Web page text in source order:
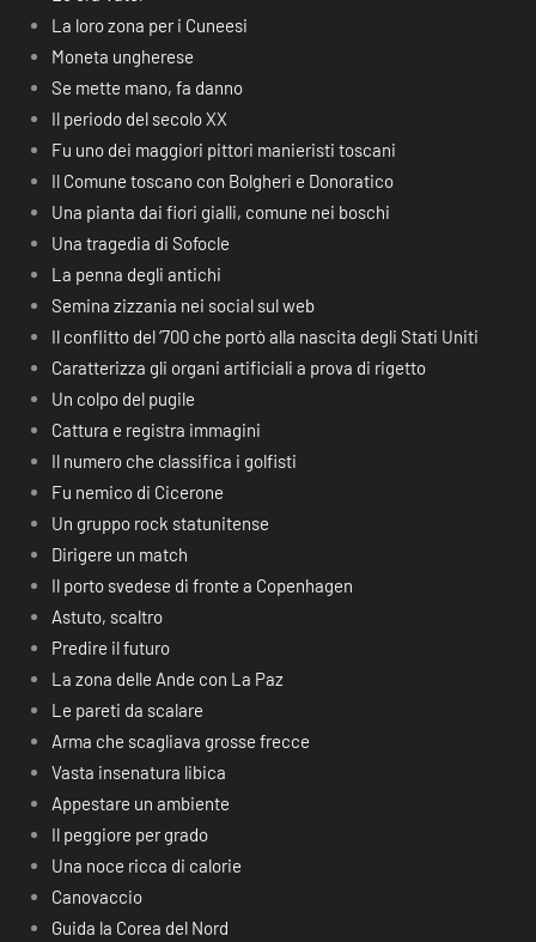
La loro zona per i Cuneesi
Moneta ungherese
Se mette mano, fa danno
Il periodo del secolo XX
Fu uno dei maggiori pittori manieristi toscani
Il Comune toscano con Bolgheri e Donoratico
Una pianta dai fiori gialli, comune nei boschi
Una tragedia di Sofocle
La penna degli antichi
Semina zizzania nei social sul web
Il conflitto del ‘700 che portò alla nascita degli Stati Uniti
Caratterizza gli organi artificiali a prova di rigetto
Un colpo del pugile
Cattura e registra immagini
Il numero che classifica i golfisti
Fu nemico di Cicerone
Un gruppo rock statunitense
Dirigere un match
Il porto svedese di fronte a Copenhagen
Astuto, scaltro
Predire il futuro
La zona delle Ande con La Paz
Le pareti da scalare
Arma che scagliava grosse frecce
Vasta insenatura libica
Appestare un ambiente
Il peggiore per grado
Una noce ricca di calorie
Canovaccio
Guida la Corea del Nord